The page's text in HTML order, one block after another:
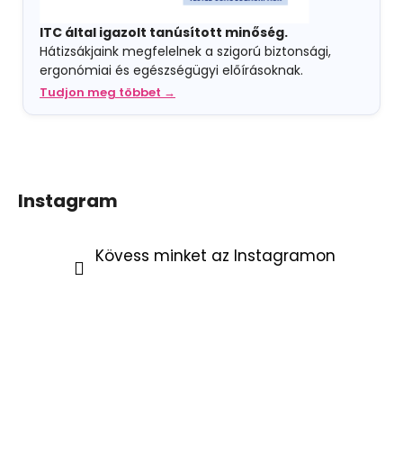
ITC által igazolt tanúsított minőség.
Hátizsákjaink megfelelnek a szigorú biztonsági,
ergonómiai és egészségügyi előírásoknak.
Tudjon meg többet →
Instagram
Kövess minket az Instagramon